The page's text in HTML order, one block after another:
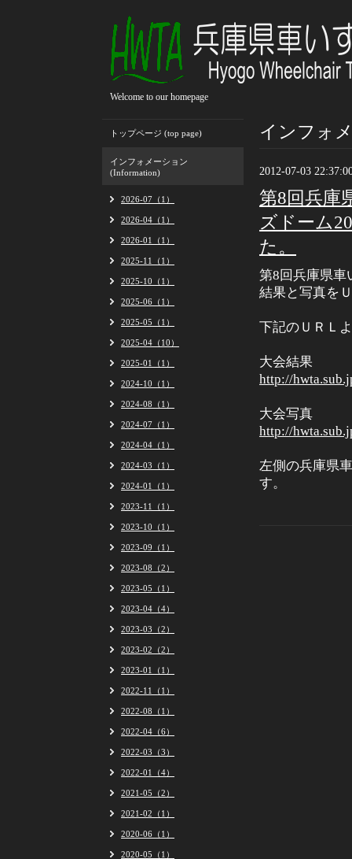
Welcome to our homepage
インフォ
2012-07-03
第8回兵庫
ズドーム
た。
第8回兵庫県車
結果と写真を
下記のＵＲＬ
大会結果
http://
大会写真
http://
左側の兵庫県
す。
トップページ (top page)
インフォメーション
(Information)
2026-07（1）
2026-04（1）
2026-01（1）
2025-11（1）
2025-10（1）
2025-06（1）
2025-05（1）
2025-04（10）
2025-01（1）
2024-10（1）
2024-08（1）
2024-07（1）
2024-04（1）
2024-03（1）
2024-01（1）
2023-11（1）
2023-10（1）
2023-09（1）
2023-08（2）
2023-05（1）
2023-04（4）
2023-03（2）
2023-02（2）
2023-01（1）
2022-11（1）
2022-08（1）
2022-04（6）
2022-03（3）
2022-01（4）
2021-05（2）
2021-02（1）
2020-06（1）
2020-05（1）